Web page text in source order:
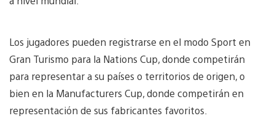
Los jugadores pueden registrarse en el modo Sport en
Gran Turismo para la Nations Cup, donde competirán
para representar a su países o territorios de origen, o
bien en la Manufacturers Cup, donde competirán en
representación de sus fabricantes favoritos.